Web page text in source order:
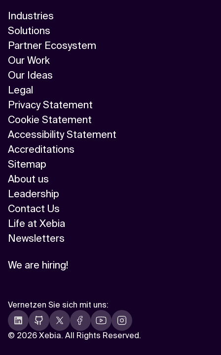
Industries
Solutions
Partner Ecosystem
Our Work
Our Ideas
Legal
Privacy Statement
Cookie Statement
Accessibility Statement
Accreditations
Sitemap
About us
Leadership
Contact Us
Life at Xebia
Newsletters
We are hiring!
© 2026 Xebia. All Rights Reserved.
Vernetzen Sie sich mit uns: